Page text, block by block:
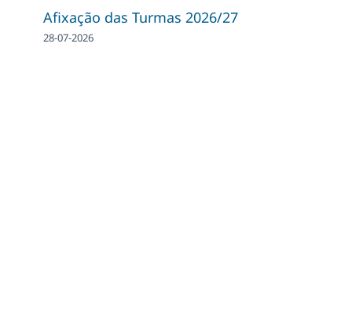
Afixação das Turmas 2026/27
28-07-2026